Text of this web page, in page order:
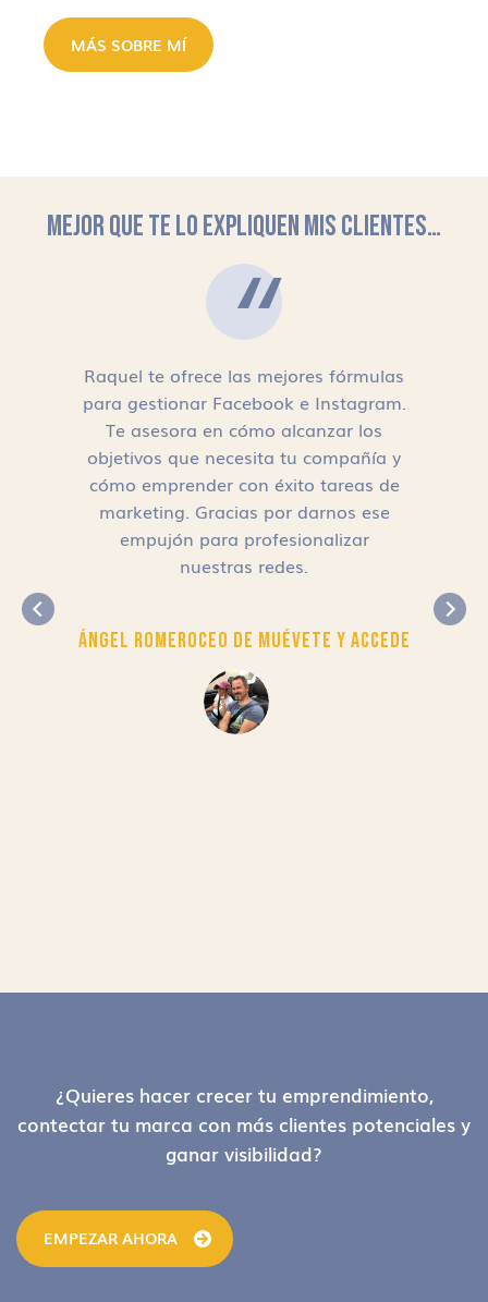
MÁS SOBRE MÍ
MEJOR QUE TE LO EXPLIQUEN MIS CLIENTES…
Raquel te ofrece las mejores fórmulas
para gestionar Facebook e Instagram.
Te asesora en cómo alcanzar los
objetivos que necesita tu compañía y
cómo emprender con éxito tareas de
marketing. Gracias por darnos ese
empujón para profesionalizar
nuestras redes.
Ángel RomeroCEO de Muévete y Accede
Footer¿Quieres hacer crecer tu emprendimiento,
contectar tu marca con más clientes potenciales y
ganar visibilidad?
EMPEZAR AHORA